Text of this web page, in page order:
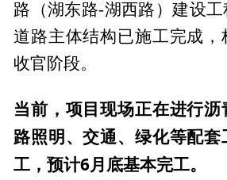
路（湖东路-湖西路）建设工
道路主体结构已施工完成，
收官阶段。
当前，项目现场正在进行
路照明、交通、绿化等配
工，预计6月底基本完工。